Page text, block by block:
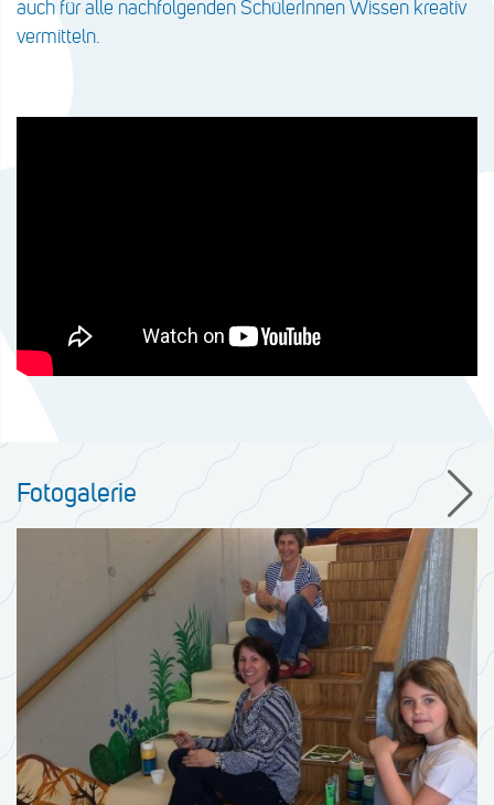
auch für alle nachfolgenden SchülerInnen Wissen kreativ
vermitteln.
Fotogalerie